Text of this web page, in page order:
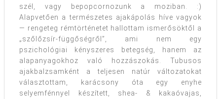
szél, vagy bepopcornozunk a moziban. :)
Alapvetően a természetes ajakápolás híve vagyok
— rengeteg rémtörténetet hallottam ismerősöktől a
„szőlőzsír-függőségről”, ami nem egy
pszichológiai kényszeres betegség, hanem az
alapanyagokhoz való hozzászokás. Tubusos
ajakbalzsamként a teljesen natúr változatokat
választottam, karácsony óta egy enyhe
selyemfénnyel készített, shea- & kakaóvajas,